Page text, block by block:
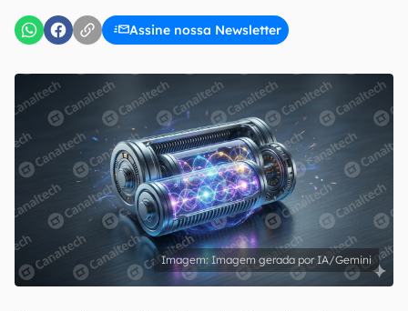
Assine nossa Newsletter
Uso e Política de Privacidade do Canaltech.
Imagem gerada por IA/Gemini